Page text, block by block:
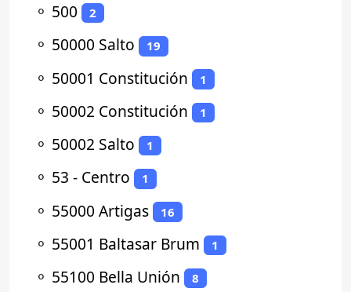
⚬ 500 2
⚬ 50000 Salto 19
⚬ 50001 Constitución 1
⚬ 50002 Constitución 1
⚬ 50002 Salto 1
⚬ 53 - Centro 1
⚬ 55000 Artigas 16
⚬ 55001 Baltasar Brum 1
⚬ 55100 Bella Unión 8